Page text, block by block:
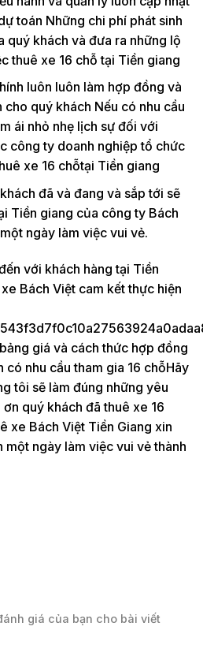
toán Những chi phí phát sinh
quý khách và đưa ra những lộ
thuê xe 16 chỗ tại Tiền giang
luôn luôn làm hợp đồng và
quý khách Nếu có nhu cầu
ái nhỏ nhẹ lịch sự đối với
công ty doanh nghiệp tổ chức
xe 16 chỗtại Tiền giang
đã và đang và sắp tới sẽ
Tiền giang của công ty Bách
ngày làm việc vui vẻ.
với khách hàng tại Tiền
Bách Việt cam kết thực hiện
giá và cách thức hợp đồng
có nhu cầu tham gia 16 chỗHãy
tôi sẽ làm đúng những yêu
quý khách đã thuê xe 16
xe Bách Việt Tiền Giang xin
một ngày làm việc vui vẻ thành
giá của bạn cho bài viết